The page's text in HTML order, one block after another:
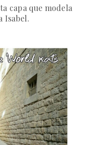
capa que modela
Isabel.